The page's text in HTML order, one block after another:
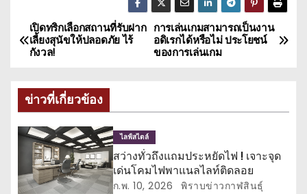
แ
น
ะ
แ
น
ว
การเล่นเกมสามารถเป็นงาน
อดิเรกได้หรือไม่ ประโยชน์
ของการเล่นเกม
เปิดทริกเลือกสถานที่รับฝาก
เลี้ยงสุนัขให้ปลอดภัย ไร้
กังวล!
ข่าวที่เกี่ยวข้อง
ไลฟ์สไตล์
สว่างทั่วถึงแถมประหยัดไฟ ! เจาะจุด
เด่นโคมไฟพาแนลไลท์ติดลอย
ก.พ. 10, 2026 พิราบข่าวกาฬสินธุ์